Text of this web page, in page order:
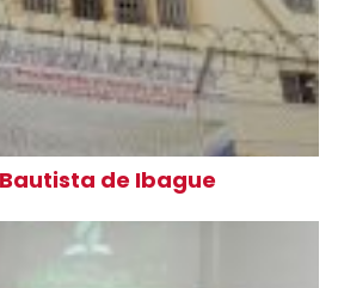
de Ibague